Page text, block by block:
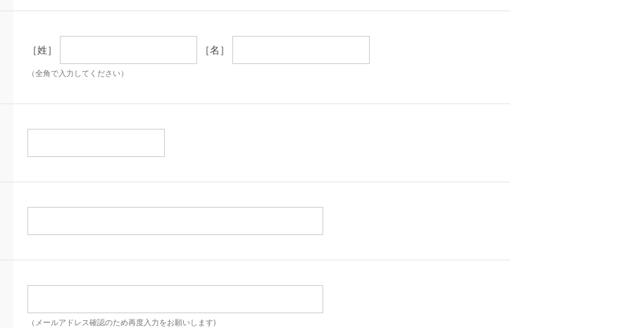
［姓］ ［名］
（全角で入力してください）
（メールアドレス確認のため再度入力をお願いします)